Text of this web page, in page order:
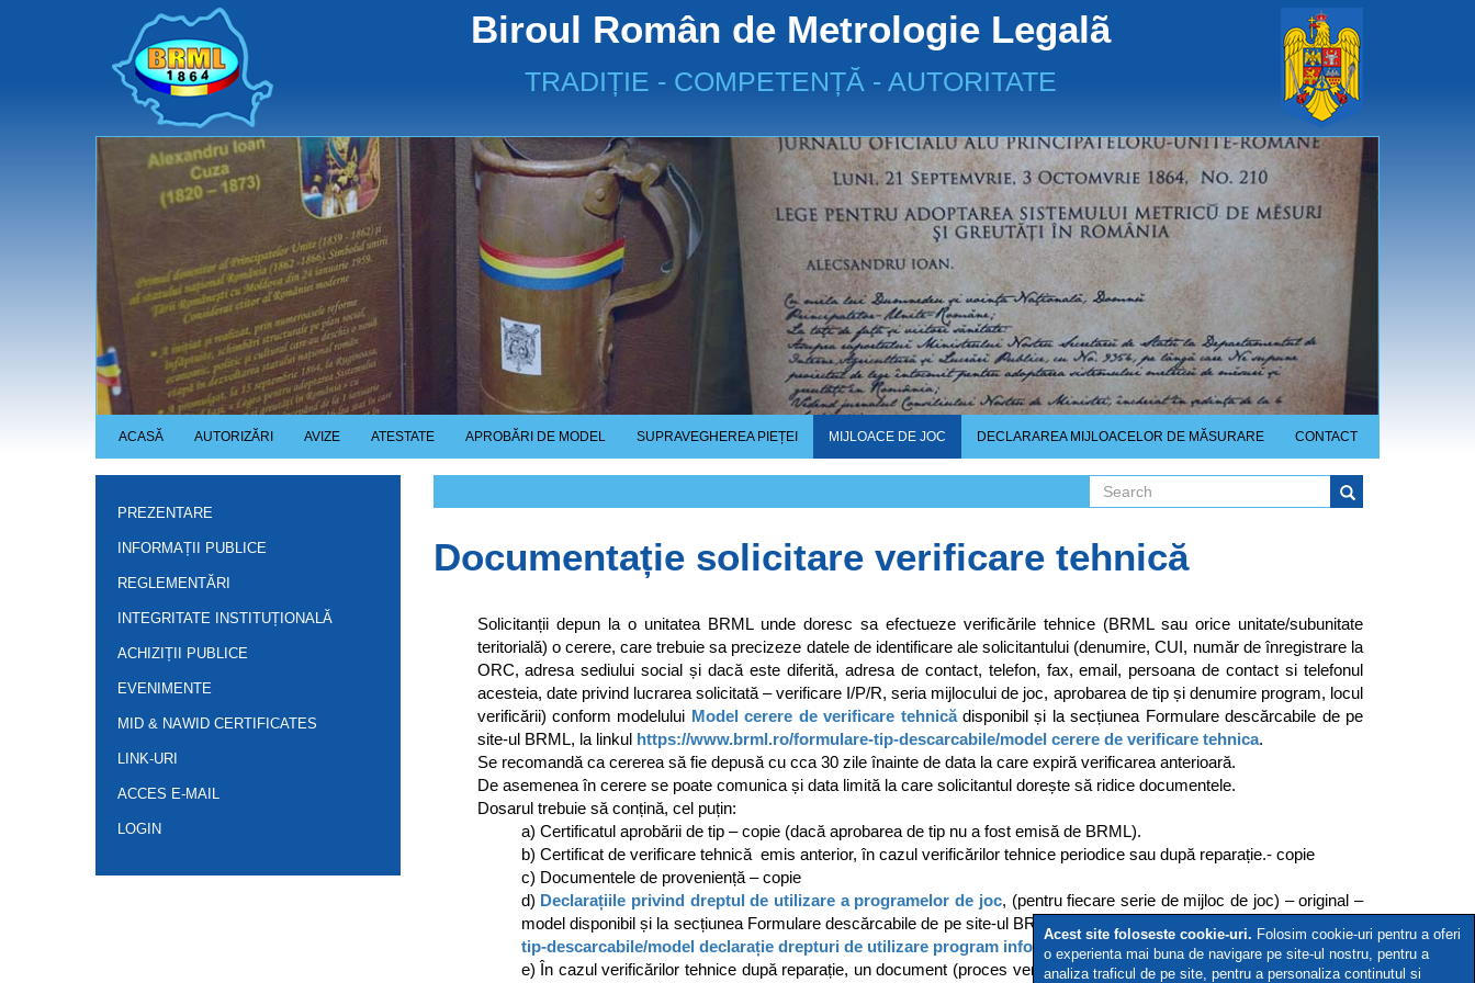
Biroul Român de Metrologie Legalã
TRADIȚIE - COMPETENȚĂ - AUTORITATE
ACASĂ AUTORIZĂRI AVIZE ATESTATE APROBĂRI DE MODEL SUPRAVEGHEREA PIEȚEI MIJLOACE DE JOC DECLARAREA MIJLOACELOR DE MĂSURARE CONTACT
PREZENTARE
INFORMAȚII PUBLICE
REGLEMENTĂRI
INTEGRITATE INSTITUȚIONALĂ
ACHIZIȚII PUBLICE
EVENIMENTE
MID & NAWID CERTIFICATES
LINK-URI
ACCES E-MAIL
LOGIN
Search form
Documentație solicitare verificare tehnică
Solicitanții depun la o unitatea BRML unde doresc sa efectueze verificările tehnice (BRML sau orice unitate/subunitate
teritorială) o cerere, care trebuie sa precizeze datele de identificare ale solicitantului (denumire, CUI, număr de înregistrare la
ORC, adresa sediului social și dacă este diferită, adresa de contact, telefon, fax, email, persoana de contact si telefonul
acesteia, date privind lucrarea solicitată – verificare I/P/R, seria mijlocului de joc, aprobarea de tip și denumire program, locul
verificării) conform modelului Model cerere de verificare tehnicădisponibil și la secțiunea Formulare descărcabile de pe
site-ul BRML, la linkul https://www.brml.ro/formulare-tip-descarcabile/model cerere de verificare tehnica.
Se recomandă ca cererea să fie depusă cu cca 30 zile înainte de data la care expiră verificarea anterioară.
De asemenea în cerere se poate comunica și data limită la care solicitantul dorește să ridice documentele.
Dosarul trebuie să conțină, cel puțin:
a) Certificatul aprobării de tip – copie (dacă aprobarea de tip nu a fost emisă de BRML).
b) Certificat de verificare tehnică emis anterior, în cazul verificărilor tehnice periodice sau după reparație.- copie
c) Documentele de proveniență – copie
d) Declarațiile privind dreptul de utilizare a programelor de joc, (pentru fiecare serie de mijloc de joc) – original –
model disponibil și la secțiunea Formulare descărcabile de pe site-ul BRML, la linkul
tip-descarcabile/model declarație drepturi de utilizare program informatic
e) În cazul verificărilor tehnice după reparație, un document (proces verbal, declarație, etc....) din care să rezulte cine
Acest site foloseste cookie-uri. Folosim cookie-uri pentru a oferi
o experienta mai buna de navigare pe site-ul nostru, pentru a
analiza traficul de pe site, pentru a personaliza continutul si